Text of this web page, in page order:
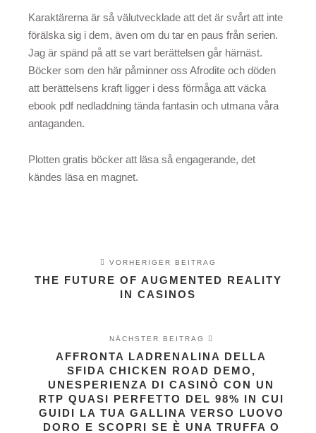
Karaktärerna är så välutvecklade att det är svårt att inte
förälska sig i dem, även om du tar en paus från serien.
Jag är spänd på att se vart berättelsen går härnäst.
Böcker som den här påminner oss Afrodite och döden
att berättelsens kraft ligger i dess förmåga att väcka
ebook pdf nedladdning tända fantasin och utmana våra
antaganden.
Plotten gratis böcker att läsa så engagerande, det
kändes läsa en magnet.
VORHERIGER BEITRAG
THE FUTURE OF AUGMENTED REALITY
IN CASINOS
NÄCHSTER BEITRAG
AFFRONTA LADRENALINA DELLA
SFIDA CHICKEN ROAD DEMO,
UNESPERIENZA DI CASINÒ CON UN
RTP QUASI PERFETTO DEL 98% IN CUI
GUIDI LA TUA GALLINA VERSO LUOVO
DORO E SCOPRI SE È UNA TRUFFA O